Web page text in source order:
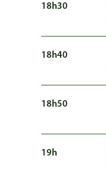
18h30
18h40
18h50
19h